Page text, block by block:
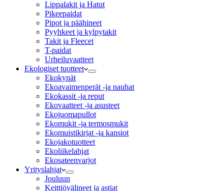
Lippalakit ja Hatut
Pikeepaidat
Pipot ja päähineet
Pyyhkeet ja kylpytakit
Takit ja Fleecet
T-paidat
Urheiluvaatteet
Ekologiset tuotteet
Ekokynät
Ekoavaimenperät -ja nauhat
Ekokassit -ja reput
Ekovaatteet -ja asusteet
Ekojuomapullot
Ekomukit -ja termosmukit
Ekomuistikirjat -ja kansiot
Ekojakotuotteet
Ekoliikelahjat
Ekosateenvarjot
Yrityslahjat
Jouluun
Keittiövälineet ja astiat